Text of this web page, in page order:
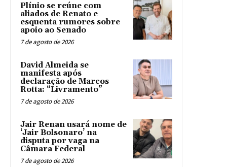
Plínio se reúne com
aliados de Renato e
esquenta rumores sobre
apoio ao Senado
7 de agosto de 2026
David Almeida se
manifesta após
declaração de Marcos
Rotta: “Livramento”
7 de agosto de 2026
Jair Renan usará nome de
‘Jair Bolsonaro’ na
disputa por vaga na
Câmara Federal
7 de agosto de 2026